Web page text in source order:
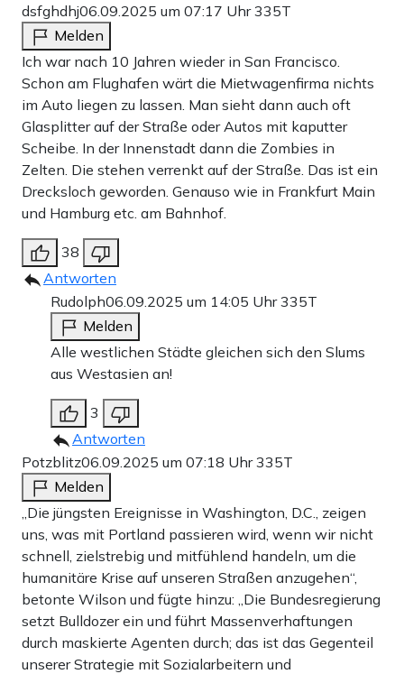
dsfghdhj06.09.2025 um 07:17 Uhr335T
Melden
Ich war nach 10 Jahren wieder in San Francisco.
Schon am Flughafen wärt die Mietwagenfirma nichts
im Auto liegen zu lassen. Man sieht dann auch oft
Glasplitter auf der Straße oder Autos mit kaputter
Scheibe. In der Innenstadt dann die Zombies in
Zelten. Die stehen verrenkt auf der Straße. Das ist ein
Drecksloch geworden. Genauso wie in Frankfurt Main
und Hamburg etc. am Bahnhof.
38
Antworten
Rudolph06.09.2025 um 14:05 Uhr335T
Melden
Alle westlichen Städte gleichen sich den Slums
aus Westasien an!
3
Antworten
Potzblitz06.09.2025 um 07:18 Uhr335T
Melden
„Die jüngsten Ereignisse in Washington, D.C., zeigen
uns, was mit Portland passieren wird, wenn wir nicht
schnell, zielstrebig und mitfühlend handeln, um die
humanitäre Krise auf unseren Straßen anzugehen“,
betonte Wilson und fügte hinzu: „Die Bundesregierung
setzt Bulldozer ein und führt Massenverhaftungen
durch maskierte Agenten durch; das ist das Gegenteil
unserer Strategie mit Sozialarbeitern und